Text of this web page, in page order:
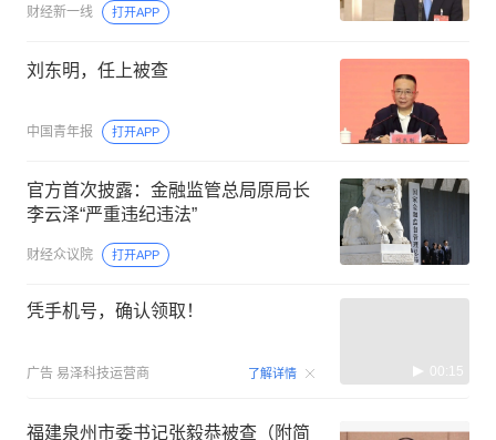
财经新一线 打开APP
刘东明，任上被查
中国青年报 打开APP
官方首次披露：金融监管总局原局长
李云泽“严重违纪违法”
财经众议院 打开APP
凭手机号，确认领取！
广告 易泽科技运营商 了解详情 00:15
福建泉州市委书记张毅恭被查（附简